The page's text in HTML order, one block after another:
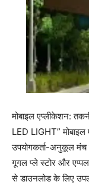
मोबाइल एप्लीकेशन:
LED LIGHT”
उपयोगकर्ता-अनुकूल मंच
गूगल प्ले स्टोर और
से डाउनलोड के लिए